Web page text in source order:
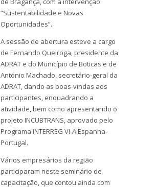
“Sustentabilidade e Novas
Oportunidades”.
A sessão de abertura esteve a cargo
de Fernando Queiroga, presidente da
ADRAT e do Município de Boticas e de
António Machado, secretário-geral da
ADRAT, dando as boas-vindas aos
participantes, enquadrando a
atividade, bem como apresentando o
projeto INCUBTRANS, aprovado pelo
Programa INTERREG VI-A Espanha-
Portugal.
Vários empresários da região
participaram neste seminário de
capacitação, que contou ainda com